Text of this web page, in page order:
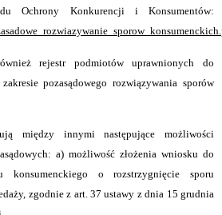
Ochrony Konkurencji i Konsumentów:
rejestr podmiotów uprawnionych do
pozasądowego rozwiązywania sporów
między innymi następujące możliwości
a) możliwość złożenia wniosku do
konsumenckiego o rozstrzygnięcie sporu
zgodnie z art. 37 ustawy z dnia 15 grudnia